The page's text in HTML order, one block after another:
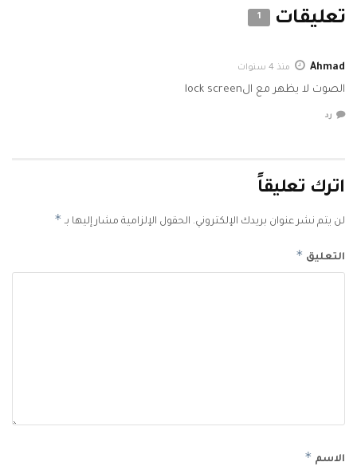
تعليقات 1
Ahmad منذ 4 سنوات
الصوت لا يظهر مع الlock screen
رد
اترك تعليقاً
لن يتم نشر عنوان بريدك الإلكتروني. الحقول الإلزامية مشار إليها بـ *
التعليق *
الاسم *